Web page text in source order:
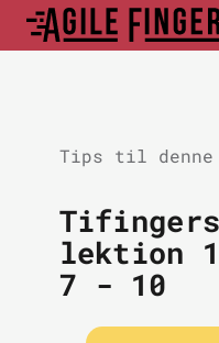
Tips til
lektion
7 - 10